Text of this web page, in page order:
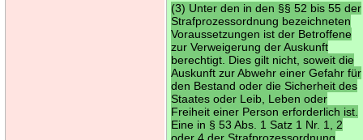
(3) Unter den in den §§ 52 bis 55 der
Strafprozessordnung bezeichneten
Voraussetzungen ist der Betroffene
zur Verweigerung der Auskunft
berechtigt. Dies gilt nicht, soweit die
Auskunft zur Abwehr einer Gefahr für
den Bestand oder die Sicherheit des
Staates oder Leib, Leben oder
Freiheit einer Person erforderlich ist.
Eine in § 53 Abs. 1 Satz 1 Nr. 1, 2
oder 4 der Strafprozessordnung